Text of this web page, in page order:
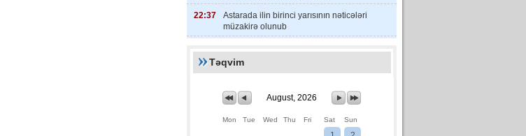
22:37
Astarada ilin birinci yarısının nəticələri
müzakirə olunub
Təqvim
August, 2026
Mon Tue Wed Thu Fri Sat Sun